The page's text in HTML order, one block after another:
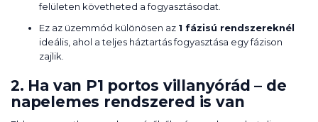
felületen követheted a fogyasztásodat.
Ez az üzemmód különösen az 1 fázisú rendszereknél
ideális, ahol a teljes háztartás fogyasztása egy fázison
zajlik.
2. Ha van P1 portos villanyórád – de
napelemes rendszered is van